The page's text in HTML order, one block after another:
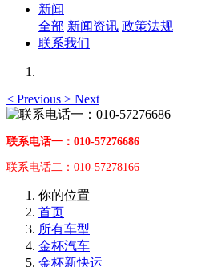
新闻
全部 新闻资讯 政策法规
联系我们
< Previous > Next
联系电话一：010-57276686
联系电话二：010-57278166
你的位置
首页
所有车型
金杯汽车
金杯新快运